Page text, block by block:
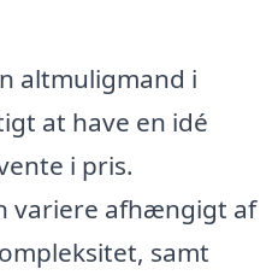
altmuligmand i
at have en idé
i pris.
variere afhængigt af
samt